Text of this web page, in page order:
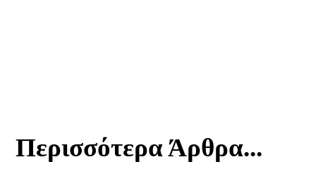
Περισσότερα Άρθρα...